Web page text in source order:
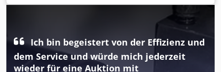
Allgemeine Informationen Modelljahr: 2012
Seriennummer: DCH210R5NCEAH2500 Technische
Informationen Zylinderzahl: 4 Leergewicht: 22.600 kg
Djdpey En Ndefx Ahvskr Funktionell Arbeitsbreite: 300 cm
CE-Kennzeichnung: ja Zustand Technischer Zustand: sehr
gut Optischer Zustand: sehr gut Finanzielle Informationen
Preis: Auf Anfrage Garantie Garantie: Aus erster Hand,
Ich bin begeistert von der Effizienz und
dem Service und würde mich jederzeit
wieder für eine Auktion mit